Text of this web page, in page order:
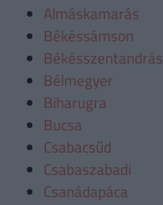
Almáskamarás
Békéssámson
Békésszentandrás
Bélmegyer
Biharugra
Bucsa
Csabacsűd
Csabaszabadi
Csanádapáca